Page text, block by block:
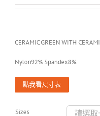
CERAMIC GREEN WITH
Nylon92% Spandex8%
點我看尺寸表
Sizes